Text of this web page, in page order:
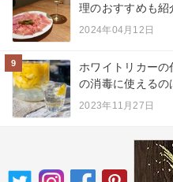
理のおすすめも紹
2024年04月12日
9
ホワイトリカー
の消毒に使えるの
2023年11月27日